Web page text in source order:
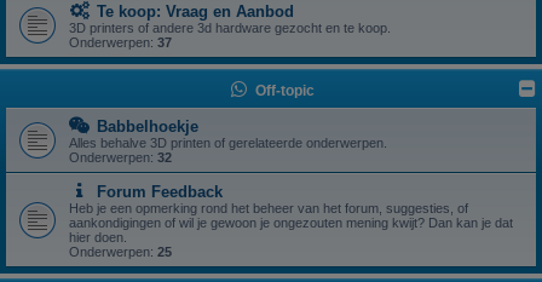
Te koop: Vraag en Aanbod
3D printers of andere 3d hardware gezocht en te koop.
Onderwerpen: 37
Off-topic
Babbelhoekje
Alles behalve 3D printen of gerelateerde onderwerpen.
Onderwerpen: 32
Forum Feedback
Heb je een opmerking rond het beheer van het forum, suggesties, of
aankondigingen of wil je gewoon je ongezouten mening kwijt? Dan kan je dat
hier doen.
Onderwerpen: 25